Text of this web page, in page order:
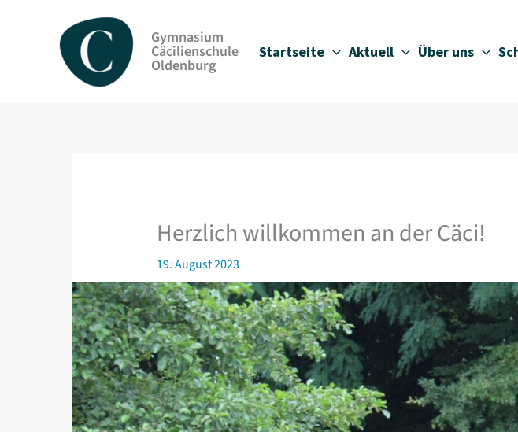
Gymnasium
Cäcilienschule
Oldenburg
Startseite Aktuell Über uns
Herzlich willkommen an der Cäci!
19. August 2023